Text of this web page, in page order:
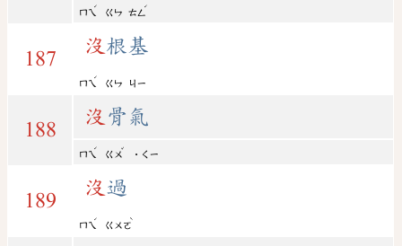
ㄇㄟ
ˊ
ㄍㄣ ㄊㄥ
ˊ
187
沒 根基
ㄇㄟ
ˊ
ㄍㄣ ㄐㄧ
188
沒 骨氣
ㄇㄟ
ˊ
ㄍㄨ
ˇ
˙ㄑㄧ
189
沒 過
ㄇㄟ
ˊ
ㄍㄨㄛ
ˋ